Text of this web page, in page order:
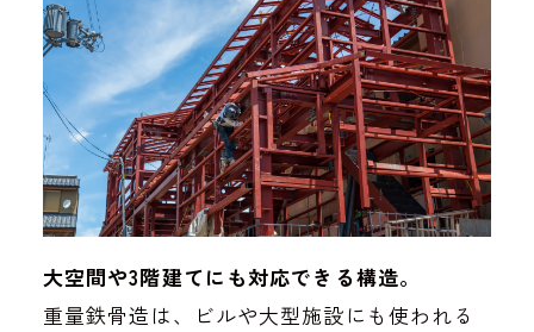
大空間や3階建てにも対応できる構造。
重量鉄骨造は、ビルや大型施設にも使われる